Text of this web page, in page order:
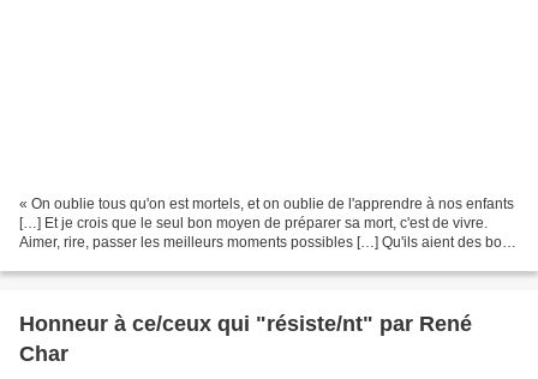
« On oublie tous qu'on est mortels, et on oublie de l'apprendre à nos enfants
[…] Et je crois que le seul bon moyen de préparer sa mort, c'est de vivre.
Aimer, rire, passer les meilleurs moments possibles […] Qu'ils aient des bons
Honneur à ce/ceux qui "résiste/nt" par René
Char